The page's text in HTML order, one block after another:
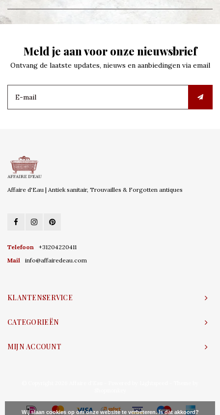
Meld je aan voor onze nieuwsbrief
Ontvang de laatste updates, nieuws en aanbiedingen via email
Affaire d'Eau | Antiek sanitair, Trouvailles & Forgotten antiques
Telefoon
+31204220411
Mail
info@affairedeau.com
KLANTENSERVICE
CATEGORIEËN
MIJN ACCOUNT
Wij slaan cookies op om onze website te verbeteren. Is dat akkoord?